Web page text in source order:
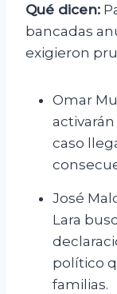
Qué dicen:
bancadas
exigieron
Omar
caso
José
Lara
político
familias.